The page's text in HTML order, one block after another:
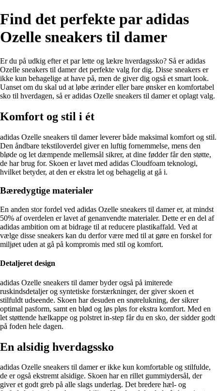
Find det perfekte par adidas
Ozelle sneakers til damer
Er du på udkig efter et par lette og lækre hverdagssko? Så er adidas
Ozelle sneakers til damer det perfekte valg for dig. Disse sneakers er
ikke kun behagelige at have på, men de giver dig også et smart look.
Uanset om du skal ud at løbe ærinder eller bare ønsker en komfortabel
sko til hverdagen, så er adidas Ozelle sneakers til damer et oplagt valg.
Komfort og stil i ét
adidas Ozelle sneakers til damer leverer både maksimal komfort og stil.
Den åndbare tekstiloverdel giver en luftig fornemmelse, mens den
bløde og let dæmpende mellemsål sikrer, at dine fødder får den støtte,
de har brug for. Skoen er lavet med adidas Cloudfoam teknologi,
hvilket betyder, at den er ekstra let og behagelig at gå i.
Bæredygtige materialer
En anden stor fordel ved adidas Ozelle sneakers til damer er, at mindst
50% af overdelen er lavet af genanvendte materialer. Dette er en del af
adidas ambition om at bidrage til at reducere plastikaffald. Ved at
vælge disse sneakers kan du derfor være med til at gøre en forskel for
miljøet uden at gå på kompromis med stil og komfort.
Detaljeret design
adidas Ozelle sneakers til damer byder også på imiterede
ruskindsdetaljer og syntetiske forstærkninger, der giver skoen et
stilfuldt udseende. Skoen har desuden en snørelukning, der sikrer
optimal pasform, samt en blød og løs pløs for ekstra komfort. Med en
let støttende hælkappe og polstret in-step får du en sko, der sidder godt
på foden hele dagen.
En alsidig hverdagssko
adidas Ozelle sneakers til damer er ikke kun komfortable og stilfulde,
de er også ekstremt alsidige. Skoen har en rillet gummiydersål, der
giver et godt greb på alle slags underlag. Det bredere hæl- og